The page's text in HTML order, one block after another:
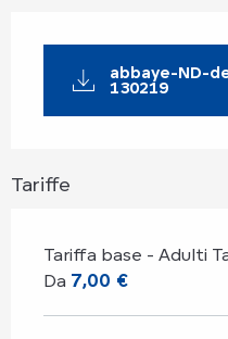
abbaye-ND-
130219
Tariffe
Tariffa base - Adulti
Da 7,00 €